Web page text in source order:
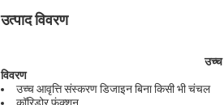
उत्पाद विवरण
उच्च
विवरण
उच्च आवृत्ति संस्करण डिजाइन बिना किसी भी चंचल